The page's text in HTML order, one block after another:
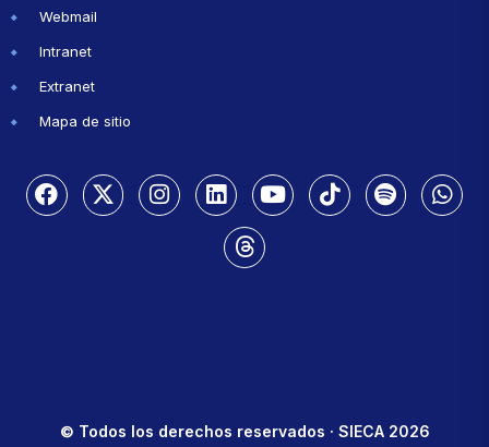
Webmail
Intranet
Extranet
Mapa de sitio
© Todos los derechos reservados · SIECA 2026